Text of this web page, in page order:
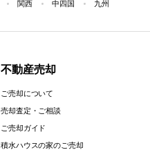
関西 中四国 九州
不動産売却
ご売却について
売却査定・ご相談
ご売却ガイド
積水ハウスの家のご売却